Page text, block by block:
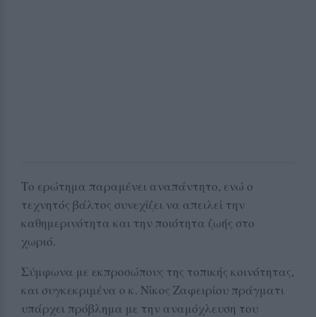
Το ερώτημα παραμένει αναπάντητο, ενώ ο
τεχνητός βάλτος συνεχίζει να απειλεί την
καθημερινότητα και την ποιότητα ζωής στο
χωριό.
Σύμφωνα με εκπροσώπους της τοπικής κοινότητας,
και συγκεκριμένα ο κ. Νίκος Ζαφειρίου πράγματι
υπάρχει πρόβλημα με την αναμόχλευση του